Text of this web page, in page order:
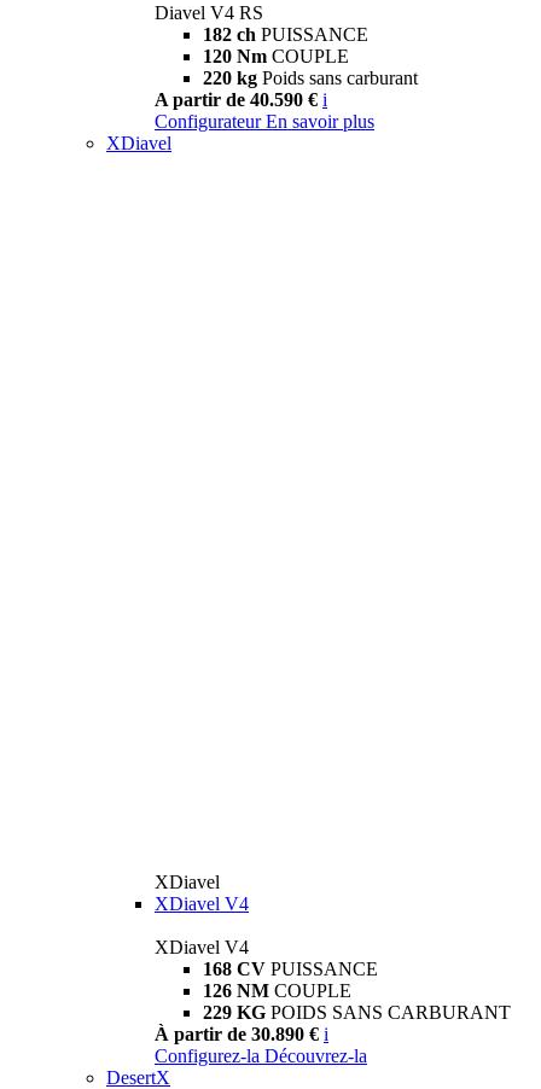
Diavel V4 RS
182 ch PUISSANCE
120 Nm COUPLE
220 kg Poids sans carburant
A partir de 40.590 € i
Configurateur En savoir plus
XDiavel
XDiavel
XDiavel V4
XDiavel V4
168 CV PUISSANCE
126 NM COUPLE
229 KG POIDS SANS CARBURANT
À partir de 30.890 € i
Configurez-la Découvrez-la
DesertX